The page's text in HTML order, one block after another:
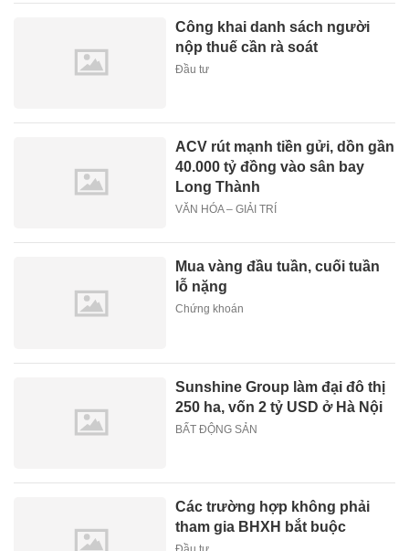
Công khai danh sách người
nộp thuế cần rà soát
Đầu tư
ACV rút mạnh tiền gửi, dồn gần
40.000 tỷ đồng vào sân bay
Long Thành
VĂN HÓA – GIẢI TRÍ
Mua vàng đầu tuần, cuối tuần
lỗ nặng
Chứng khoán
Sunshine Group làm đại đô thị
250 ha, vốn 2 tỷ USD ở Hà Nội
BẤT ĐỘNG SẢN
Các trường hợp không phải
tham gia BHXH bắt buộc